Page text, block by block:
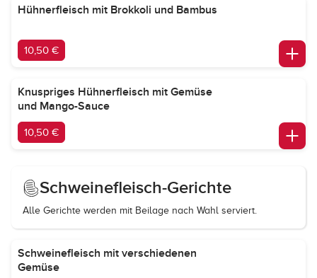
Hühnerfleisch mit Brokkoli und Bambus
10,50 €
Knuspriges Hühnerfleisch mit Gemüse
und Mango-Sauce
10,50 €
Schweinefleisch-Gerichte
Alle Gerichte werden mit Beilage nach Wahl serviert.
Schweinefleisch mit verschiedenen
Gemüse